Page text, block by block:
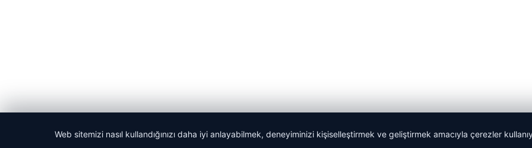
© 2026 GündemNET – Güncel Haberler
Web sitemizi nasıl kullandığınızı daha iyi anlayabilmek, deneyiminizi kişiselleştirmek ve geliştirmek amacıyla çerezler